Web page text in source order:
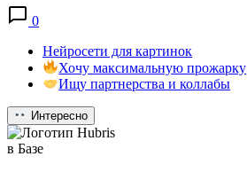
0
Нейросети для картинок
Хочу максимальную прожарку
Ищу партнерства и коллабы
Интересно
в Базе